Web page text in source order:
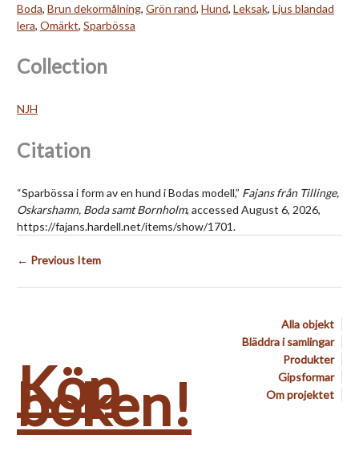
Boda, Brun dekormålning, Grön rand, Hund, Leksak, Ljus blandad
lera, Omärkt, Sparbössa
Collection
NJH
Citation
“Sparbössa i form av en hund i Bodas modell,” Fajans från Tillinge,
Oskarshamn, Boda samt Bornholm, accessed August 6, 2026,
https://fajans.hardell.net/items/show/1701.
← Previous Item
Alla objekt
Bläddra i samlingar
Produkter
Gipsformar
Om projektet
Köp
boken!